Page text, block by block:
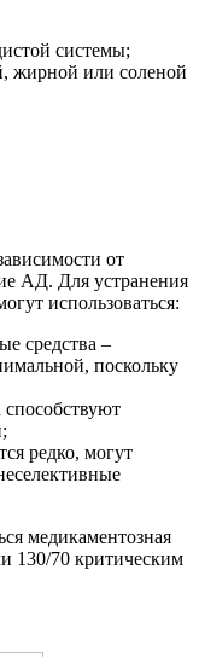
системы;
жирной или соленой
от
АД. Для устранения
использоваться:
средства –
поскольку
редко, могут
медикаментозная
130/70 критическим